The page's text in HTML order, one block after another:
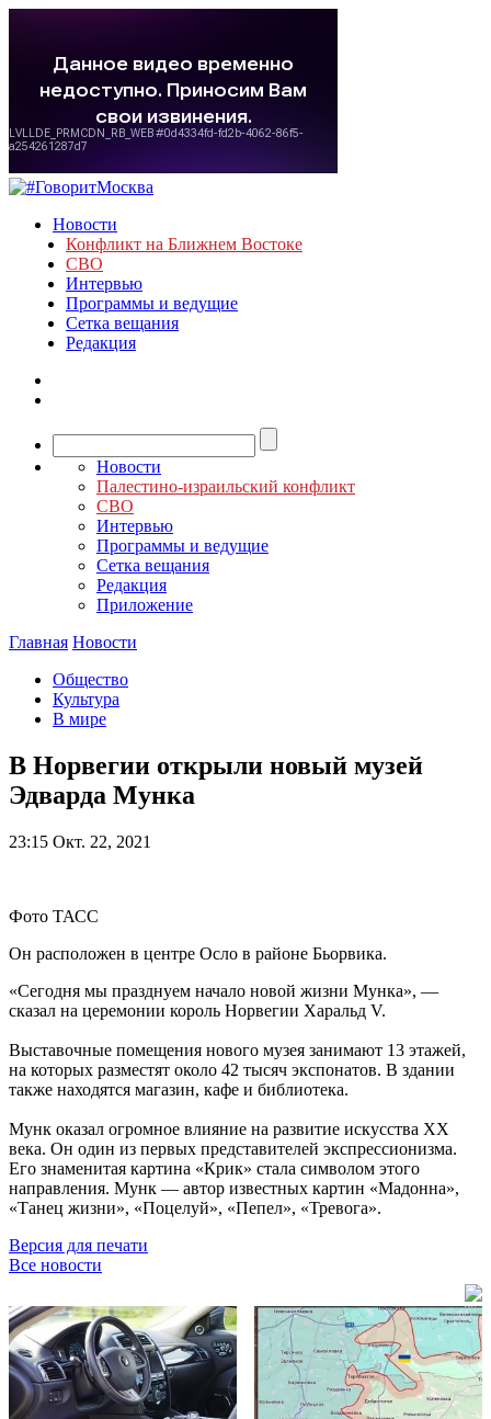
Новости
Конфликт на Ближнем Востоке
СВО
Интервью
Программы и ведущие
Сетка вещания
Редакция
Новости
Палестино-израильский конфликт
СВО
Интервью
Программы и ведущие
Сетка вещания
Редакция
Приложение
Главная Новости
Общество
Культура
В мире
В Норвегии открыли новый музей
Эдварда Мунка
23:15 Окт. 22, 2021
Фото ТАСС
Он расположен в центре Осло в районе Бьорвика.
«Сегодня мы празднуем начало новой жизни Мунка», —
сказал на церемонии король Норвегии Харальд V.
Выставочные помещения нового музея занимают 13 этажей,
на которых разместят около 42 тысяч экспонатов. В здании
также находятся магазин, кафе и библиотека.
Мунк оказал огромное влияние на развитие искусства ХХ
века. Он один из первых представителей экспрессионизма.
Его знаменитая картина «Крик» стала символом этого
направления. Мунк — автор известных картин «Мадонна»,
«Танец жизни», «Поцелуй», «Пепел», «Тревога».
Версия для печати
Все новости